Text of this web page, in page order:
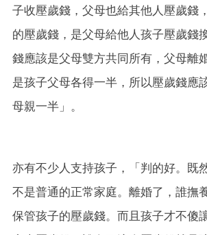
子收壓歲錢，父母也給其他人壓歲錢
的壓歲錢，是父母給他人孩子壓歲錢
錢應該是父母雙方共同所有，父母離
是孩子父母各得一半，所以壓歲錢應
母親一半」。
亦有不少人支持孩子，「判的好。既
不是普通的正常家庭。離婚了，誰撫
保管孩子的壓歲錢。而且孩子才不傻